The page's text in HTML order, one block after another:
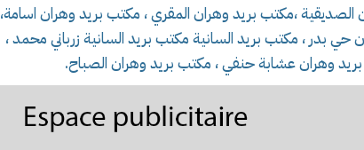
،مكتب بريد وهران المقري ، مكتب بريد وهران اسامة،
بدر ، مكتب بريد السانية مكتب بريد السانية زرباني محمد ،
وهران عشابة حنفي ، مكتب بريد وهران الصباح.